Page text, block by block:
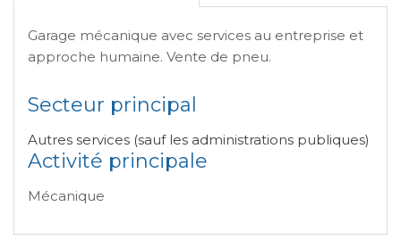
Garage mécanique avec services au entreprise et
approche humaine. Vente de pneu.
Secteur principal
Autres services (sauf les administrations publiques)
Activité principale
Mécanique